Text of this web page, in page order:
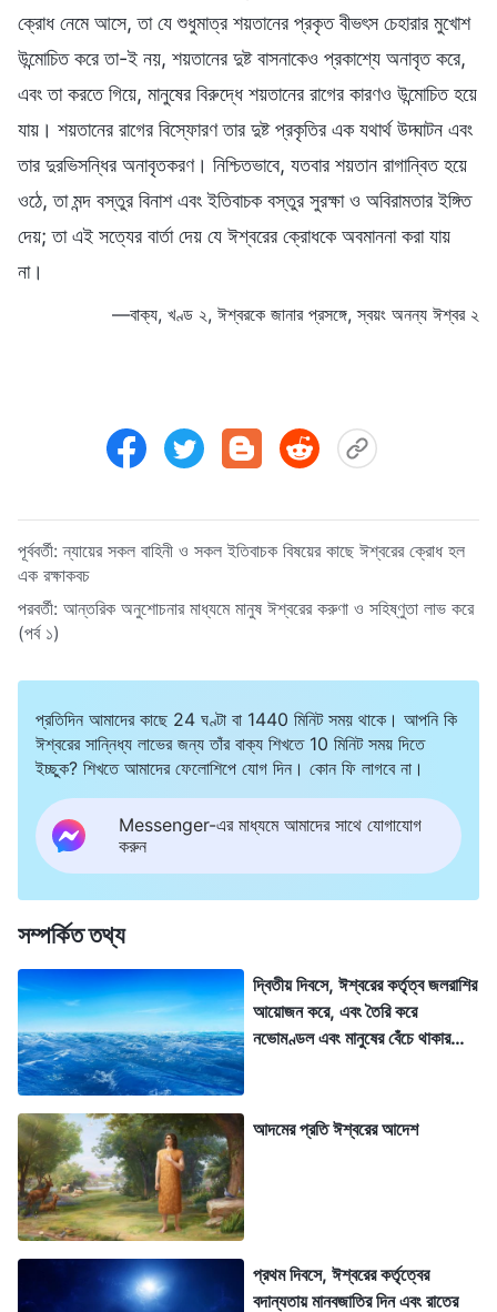
ক্রোধ নেমে আসে, তা যে শুধুমাত্র শয়তানের প্রকৃত বীভৎস চেহারার মুখোশ
উন্মোচিত করে তা-ই নয়, শয়তানের দুষ্ট বাসনাকেও প্রকাশ্যে অনাবৃত করে,
এবং তা করতে গিয়ে, মানুষের বিরুদ্ধে শয়তানের রাগের কারণও উন্মোচিত হয়ে
যায়। শয়তানের রাগের বিস্ফোরণ তার দুষ্ট প্রকৃতির এক যথার্থ উদ্ঘাটন এবং
তার দুরভিসন্ধির অনাবৃতকরণ। নিশ্চিতভাবে, যতবার শয়তান রাগান্বিত হয়ে
ওঠে, তা মন্দ বস্তুর বিনাশ এবং ইতিবাচক বস্তুর সুরক্ষা ও অবিরামতার ইঙ্গিত
দেয়; তা এই সত্যের বার্তা দেয় যে ঈশ্বরের ক্রোধকে অবমাননা করা যায়
না।
—বাক্য, খণ্ড ২, ঈশ্বরকে জানার প্রসঙ্গে, স্বয়ং অনন্য ঈশ্বর ২
পূর্ববর্তী:ন্যায়ের সকল বাহিনী ও সকল ইতিবাচক বিষয়ের কাছে ঈশ্বরের ক্রোধ হল
এক রক্ষাকবচ
পরবর্তী: আন্তরিক অনুশোচনার মাধ্যমে মানুষ ঈশ্বরের করুণা ও সহিষ্ণুতা লাভ করে
(পর্ব ১)
প্রতিদিন আমাদের কাছে 24 ঘণ্টা বা 1440 মিনিট সময় থাকে। আপনি কি
ঈশ্বরের সান্নিধ্য লাভের জন্য তাঁর বাক্য শিখতে 10 মিনিট সময় দিতে
ইচ্ছুক? শিখতে আমাদের ফেলোশিপে যোগ দিন। কোন ফি লাগবে না।
Messenger-এর মাধ্যমে আমাদের সাথে যোগাযোগ
করুন
সম্পর্কিত তথ্য
দ্বিতীয় দিবসে, ঈশ্বরের কর্তৃত্ব জলরাশির
আয়োজন করে, এবং তৈরি করে
নভোমণ্ডল এবং মানুষের বেঁচে থাকার
আদমের প্রতি ঈশ্বরের আদেশ
প্রথম দিবসে, ঈশ্বরের কর্তৃত্বের
বদান্যতায় মানবজাতির দিন এবং রাতের